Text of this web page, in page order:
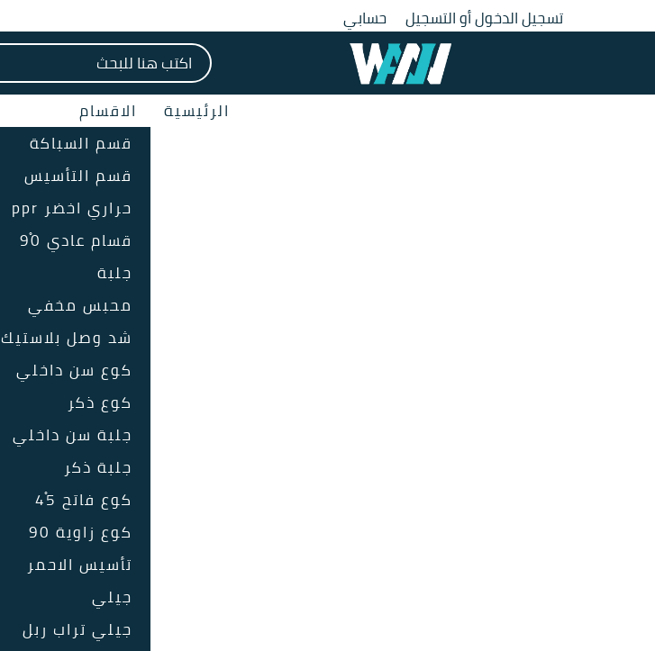
المحتوى
تسجيل الدخول أو التسجيل
حسابي
البحث عن:
الرئيسية
الاقسام
قسم السباكة
قسم التأسيس
حراري اخضر ppr
قسام عادي 90ْ
جلبة
محبس مخفي
شد وصل بلاستيك
كوع سن داخلي
كوع ذكر
جلبة سن داخلي
جلبة ذكر
كوع فاتح 45ْ
كوع زاوية 90
تأسيس الاحمر
جيلي
جيلي تراب ربل